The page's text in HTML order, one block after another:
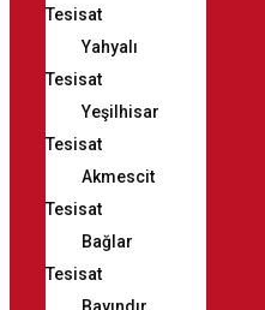
Tesisat
Yahyalı
Tesisat
Yeşilhisar
Tesisat
Akmescit
Tesisat
Bağlar
Tesisat